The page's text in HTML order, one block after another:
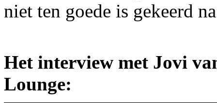
niet ten goede is gekeerd
Het interview met Jovi
Lounge: